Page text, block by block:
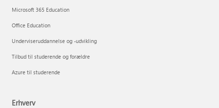
Microsoft 365 Education
Office Education
Underviseruddannelse og -udvikling
Tilbud til studerende og forældre
Azure til studerende
Erhverv